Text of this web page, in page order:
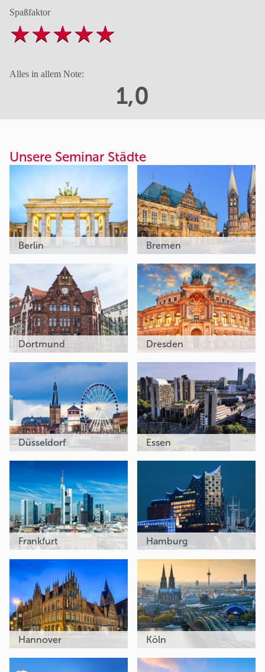
Spaßfaktor
Alles in allem Note:
1,0
Unsere Seminar Städte
Berlin Bremen
Dortmund Dresden
Düsseldorf Essen
Frankfurt Hamburg
Hannover Köln